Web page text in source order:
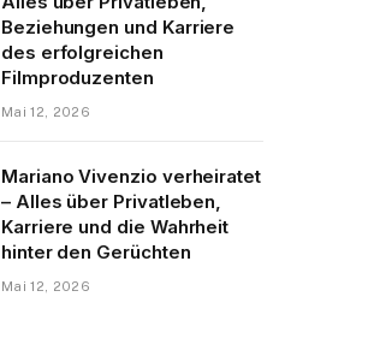
Beziehungen und Karriere
des erfolgreichen
Filmproduzenten
Mai 12, 2026
Mariano Vivenzio verheiratet
– Alles über Privatleben,
Karriere und die Wahrheit
hinter den Gerüchten
Mai 12, 2026